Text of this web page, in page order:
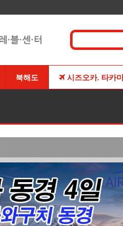
북해도 시즈오카. 타카